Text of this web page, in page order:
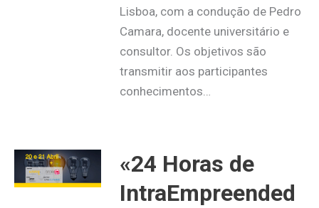
Lisboa, com a condução de Pedro
Camara, docente universitário e
consultor. Os objetivos são
transmitir aos participantes
conhecimentos…
«24 Horas de
IntraEmpreended